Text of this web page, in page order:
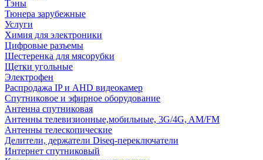
Тэны
Тюнера зарубежные
Услуги
Химия для электроники
Цифровые разъемы
Шестеренка для мясорубки
Щетки угольные
Электрофен
Распродажа IP и AHD видеокамер
Спутниковое и эфирное оборудование
Антенна спутниковая
Антенны телевизионные,мобильные, 3G/4G, AM/FM
Антенны телескопические
Делители, держатели Diseq-переключатели
Интернет спутниковый